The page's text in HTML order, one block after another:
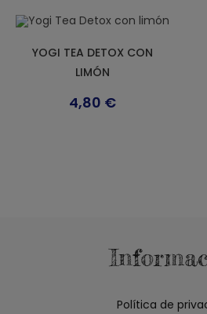
YOGI TEA DETOX CON
LIMÓN
4,80 €
Política de